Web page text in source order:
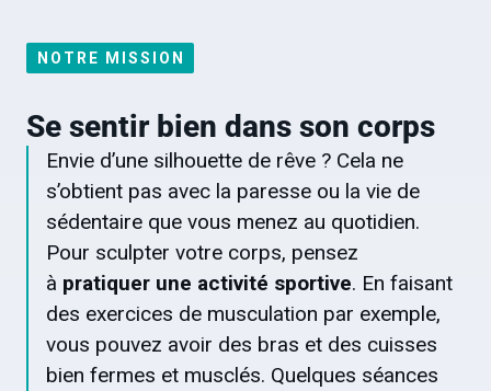
NOTRE MISSION
Se sentir bien dans son corps
Envie d’une silhouette de rêve ? Cela ne
s’obtient pas avec la paresse ou la vie de
sédentaire que vous menez au quotidien.
Pour sculpter votre corps, pensez
à pratiquer une activité sportive. En faisant
des exercices de musculation par exemple,
vous pouvez avoir des bras et des cuisses
bien fermes et musclés. Quelques séances